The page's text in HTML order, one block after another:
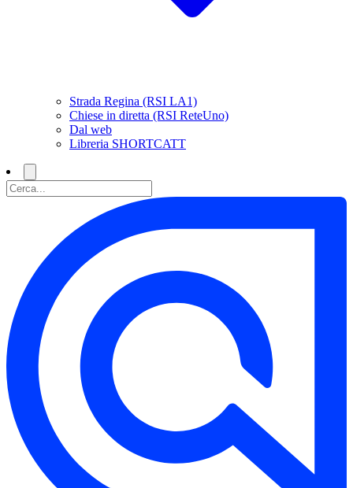
Strada Regina (RSI LA1)
Chiese in diretta (RSI ReteUno)
Dal web
Libreria SHORTCATT